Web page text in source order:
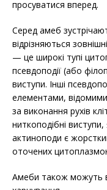
просуватися вперед.
Серед амеб
відрізняються
— це широкі тупі
псевдоподії (або
виступи. Інші
елементами, відомими
за виконання рухів
ниткоподібні
актиноподи є
оточених
Амеби також можуть